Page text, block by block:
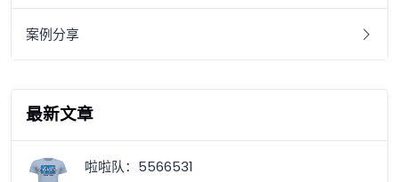
案例分享
最新文章
啦啦队：5566531